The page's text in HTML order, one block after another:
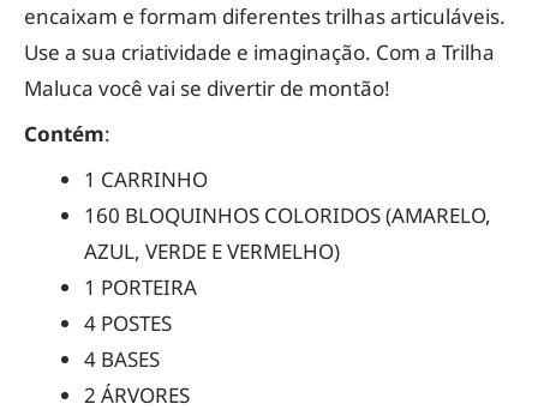
encaixam e formam diferentes trilhas articuláveis.
Use a sua criatividade e imaginação. Com a Trilha
Maluca você vai se divertir de montão!
Contém:
1 CARRINHO
160 BLOQUINHOS COLORIDOS (AMARELO,
AZUL, VERDE E VERMELHO)
1 PORTEIRA
4 POSTES
4 BASES
2 ÁRVORES